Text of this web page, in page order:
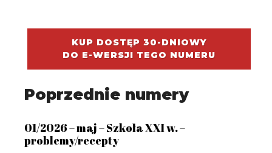
KUP DOSTĘP 30-DNIOWY
DO E-WERSJI TEGO NUMERU
Poprzednie numery
01/2026 – maj – Szkoła XXI w. –
problemy/recepty